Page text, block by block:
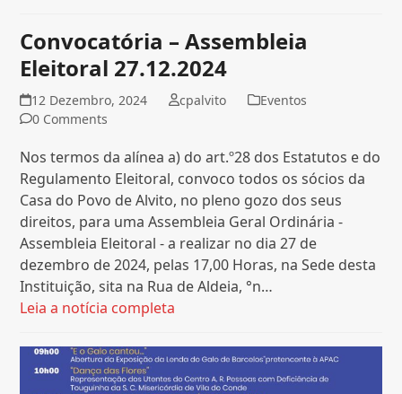
Convocatória – Assembleia
Eleitoral 27.12.2024
12 Dezembro, 2024 cpalvito
Eventos
0 Comments
Nos termos da alínea a) do art.º28 dos Estatutos e do
Regulamento Eleitoral, convoco todos os sócios da
Casa do Povo de Alvito, no pleno gozo dos seus
direitos, para uma Assembleia Geral Ordinária -
Assembleia Eleitoral - a realizar no dia 27 de
dezembro de 2024, pelas 17,00 Horas, na Sede desta
Instituição, sita na Rua de Aldeia, °n…
Leia a notícia completa